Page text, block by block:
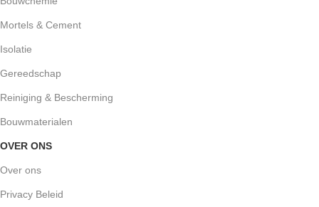
Mortels & Cement
Isolatie
Gereedschap
Reiniging & Bescherming
Bouwmaterialen
OVER ONS
Over ons
Privacy Beleid